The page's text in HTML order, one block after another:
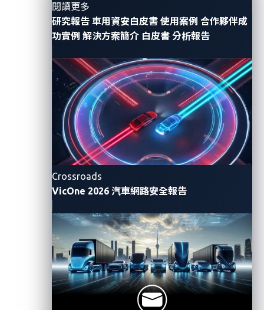
閱讀更多
研究報告 車用資安白皮書 使用案例 合作夥伴成
功實例 解決方案簡介 白皮書 分析報告
Crossroads
VicOne 2026 汽車網路安全報告
資料傳輸管道。
eSync 聯盟對 OTA 更新所建立的標準化方法，為車廠與
要求導入合規解決方案。作為eSync成員，VicOne 將為
這些行業標準貢獻其專業的安全知識，幫助更全面地提
升汽車產業網路安全實踐。
VicOne 北美和歐洲副總裁兼董事總經理 William Dalton
表示：「加入 eSync 聯盟與我們『守護未來車輛安全』
的使命高度一致。產業正在轉變走向軟體定義車輛的未
來，安全 OTA 更新的堅實標準至關重要。透過加入
eSync 聯盟，VicOne將運用自身的資安專業來協助制定
合規的相關標準，使車廠打造出能在整個生命周期內保
持安全並且符合法規要求的汽車。」
滿足OTA相關安全法規要求
隨著UN R155（網路安全管理）、R156（軟體更新管